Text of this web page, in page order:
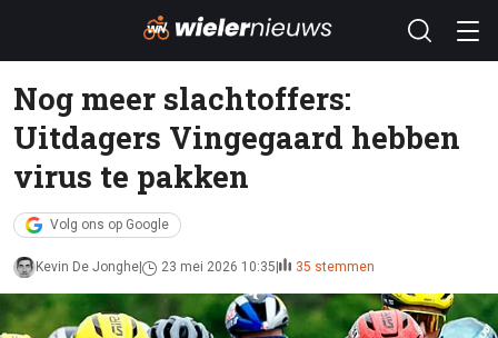
Nog meer slachtoffers:
Uitdagers Vingegaard hebben
virus te pakken
Volg ons op Google
Kevin De Jonghe 23 mei 2026 10:35 35 stemmen